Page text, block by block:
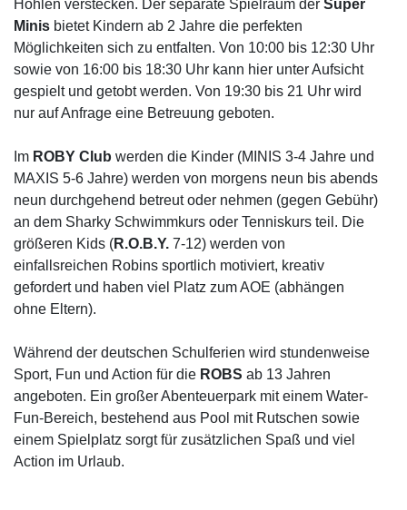
Höhlen verstecken. Der separate Spielraum der Super
Minis bietet Kindern ab 2 Jahre die perfekten
Möglichkeiten sich zu entfalten. Von 10:00 bis 12:30 Uhr
sowie von 16:00 bis 18:30 Uhr kann hier unter Aufsicht
gespielt und getobt werden. Von 19:30 bis 21 Uhr wird
nur auf Anfrage eine Betreuung geboten.
Im ROBY Club werden die Kinder (MINIS 3-4 Jahre und
MAXIS 5-6 Jahre) werden von morgens neun bis abends
neun durchgehend betreut oder nehmen (gegen Gebühr)
an dem Sharky Schwimmkurs oder Tenniskurs teil. Die
größeren Kids (R.O.B.Y. 7-12) werden von
einfallsreichen Robins sportlich motiviert, kreativ
gefordert und haben viel Platz zum AOE (abhängen
ohne Eltern).
Während der deutschen Schulferien wird stundenweise
Sport, Fun und Action für die ROBS ab 13 Jahren
angeboten. Ein großer Abenteuerpark mit einem Water-
Fun-Bereich, bestehend aus Pool mit Rutschen sowie
einem Spielplatz sorgt für zusätzlichen Spaß und viel
Action im Urlaub.